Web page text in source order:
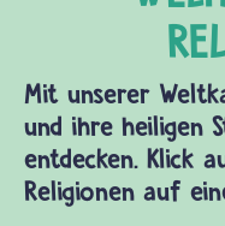
Mit unserer
und ihre heiligen
entdecken. Klick
Religionen auf